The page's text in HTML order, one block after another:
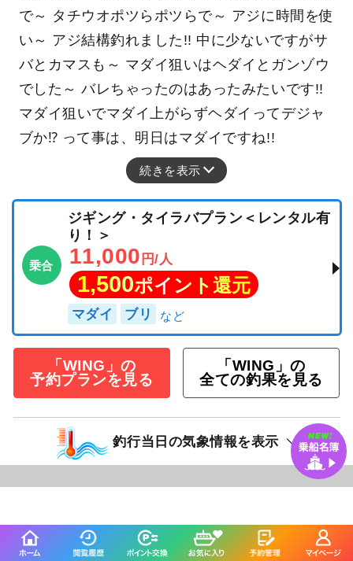
で～ タチウオポツらポツらで～ アジに時間を使
い～ アジ結構釣れました!! 中に少ないですがサ
バとカマスも～ マダイ狙いはヘダイとガンゾウ
でした～ バレちゃったのはあったみたいです!!
マダイ狙いでマダイ上がらずヘダイってデジャ
ブか⁉ って事は、明日はマダイですね!!
続きを表示
乗合
ジギング・タイラバプラン＜レンタル有
り！＞
11,000 円/人
1,500ポイント還元
マダイ ブリ
「WING」の
予約プランを見る
「WING」の
全ての釣果を見る
釣行当日の気象情報を表示
かごや丸
愛知県 知多郡南知多町 大井
38日前